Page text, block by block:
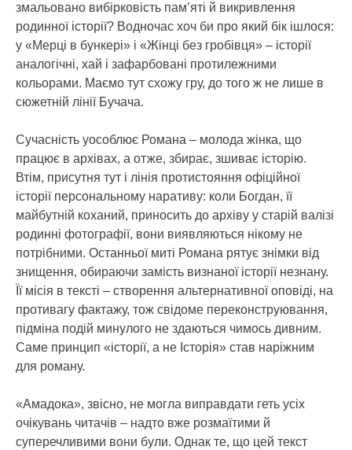
змальовано вибірковість пам’яті й викривлення
родинної історії? Водночас хоч би про який бік ішлося:
у «Мерці в бункері» і «Жінці без гробівця» – історії
аналогічні, хай і зафарбовані протилежними
кольорами. Маємо тут схожу гру, до того ж не лише в
сюжетній лінії Бучача.
Сучасність уособлює Романа – молода жінка, що
працює в архівах, а отже, збирає, зшиває історію.
Втім, присутня тут і лінія протистояння офіційної
історії персональному наративу: коли Богдан, її
майбутній коханий, приносить до архіву у старій валізі
родинні фотографії, вони виявляються нікому не
потрібними. Останньої миті Романа рятує знімки від
знищення, обираючи замість визнаної історії незнану.
Її місія в тексті – створення альтернативної оповіді, на
противагу фактажу, тож свідоме переконструювання,
підміна подій минулого не здаються чимось дивним.
Саме принцип «історії, а не Історія» став наріжним
для роману.
«Амадока», звісно, не могла виправдати геть усіх
очікувань читачів – надто вже розмаїтими й
суперечливими вони були. Однак те, що цей текст